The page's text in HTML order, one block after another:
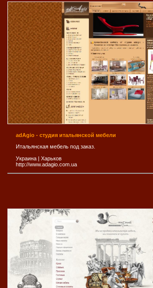
adAgio - студия итальянской мебели
Итальянская мебель под заказ.
Украина | Харьков
http://www.adagio.com.ua